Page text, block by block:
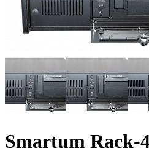
Smartum Rack-